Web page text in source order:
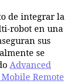
de integrar la
robot en una
sus
se
Advanced
Remote